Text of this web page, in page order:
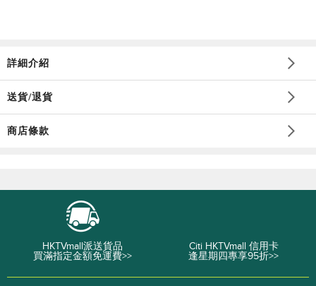
詳細介紹
送貨/退貨
商店條款
HKTVmall派送貨品
買滿指定金額免運費>>
Citi HKTVmall 信用卡
逢星期四專享95折>>